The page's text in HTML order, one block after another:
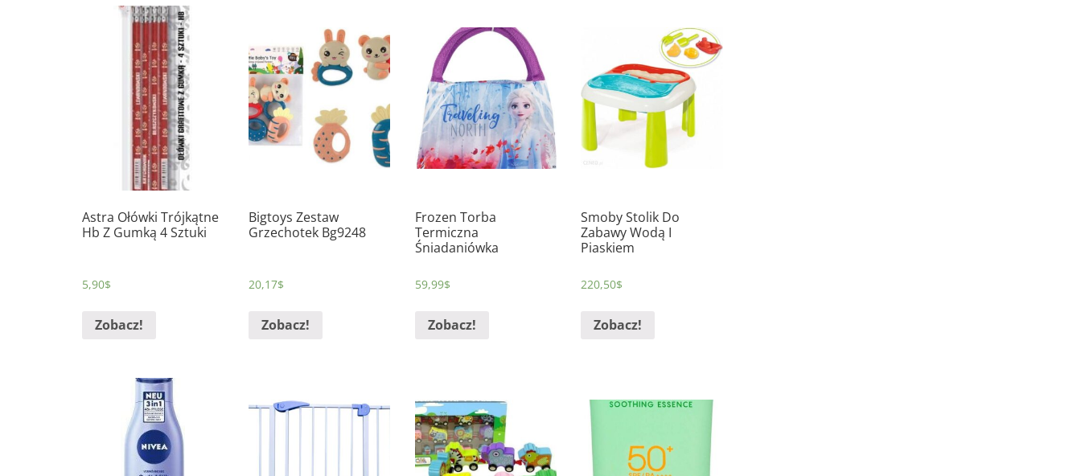
Astra Ołówki Trójkątne
Hb Z Gumką 4 Sztuki
5,90$
Zobacz!
Bigtoys Zestaw
Grzechotek Bg9248
20,17$
Zobacz!
Frozen Torba
Termiczna
Śniadaniówka
59,99$
Zobacz!
Smoby Stolik Do
Zabawy Wodą I
Piaskiem
220,50$
Zobacz!